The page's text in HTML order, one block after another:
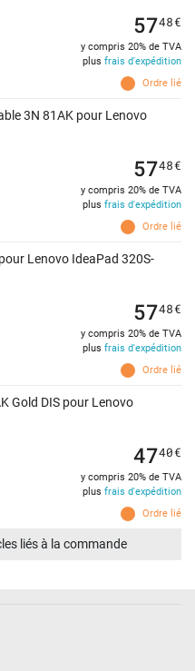
Ordre lié
5748€
y compris 20% de TVA
plus frais d'expédition
3N 81AK pour Lenovo
Ordre lié
5748€
y compris 20% de TVA
plus frais d'expédition
Lenovo IdeaPad 320S-
Ordre lié
5748€
y compris 20% de TVA
plus frais d'expédition
Gold DIS pour Lenovo
Ordre lié
4740€
y compris 20% de TVA
plus frais d'expédition
liés à la commande